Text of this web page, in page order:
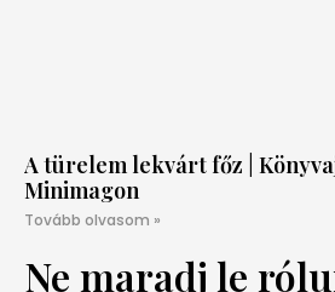
A türelem lekvárt főz |
Minimagon
Tovább olvasom »
Ne maradj le